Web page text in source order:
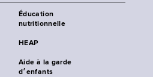
Éducation
nutritionnelle
HEAP
Aide à la garde
d׳enfants